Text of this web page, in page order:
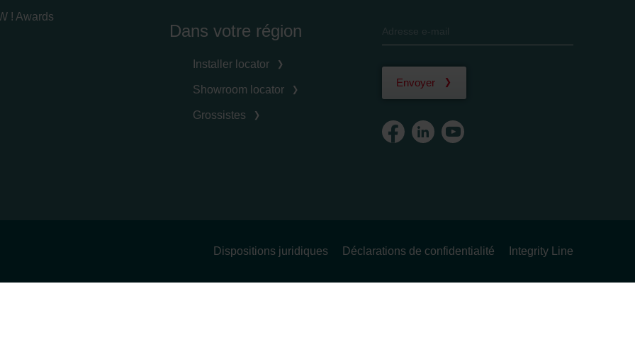
! Awards
Dans votre région
Installer locator
Showroom locator
Grossistes
Envoyer
Dispositions juridiques Déclarations de confidentialité Integrity Line